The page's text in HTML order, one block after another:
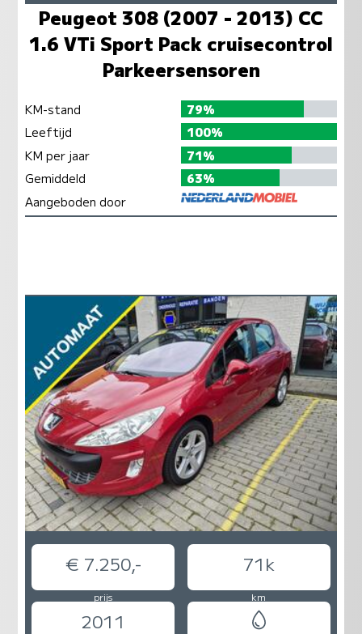
Peugeot 308 (2007 - 2013) CC
1.6 VTi Sport Pack cruisecontrol
Parkeersensoren
KM-stand
79%
Leeftijd
100%
KM per jaar
71%
Gemiddeld
63%
Aangeboden door
€ 7.250,- 71k
prijs km
2011